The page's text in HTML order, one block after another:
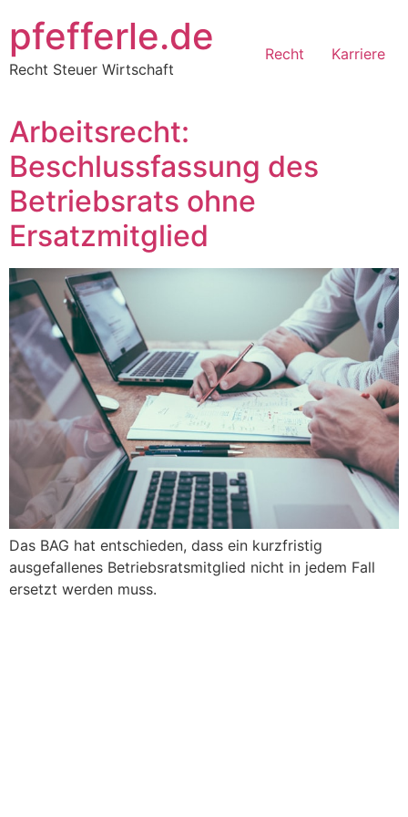
Inhalt
springen
pfefferle.de
Recht Steuer Wirtschaft
Recht Karriere
Arbeitsrecht:
Beschlussfassung des
Betriebsrats ohne
Ersatzmitglied
Das BAG hat entschieden, dass ein kurzfristig
ausgefallenes Betriebsratsmitglied nicht in jedem Fall
ersetzt werden muss.